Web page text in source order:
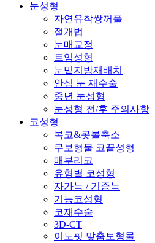
눈성형
자연유착쌍꺼풀
절개법
눈매교정
트임성형
눈밑지방재배치
안심 눈 재수술
중년 눈성형
눈성형 전/후 주의사항
코성형
복코&콧볼축소
무보형물 코끝성형
매부리코
유형별 코성형
자가늑 / 기증늑
기능코성형
코재수술
3D-CT
이노핏 맞춤보형물